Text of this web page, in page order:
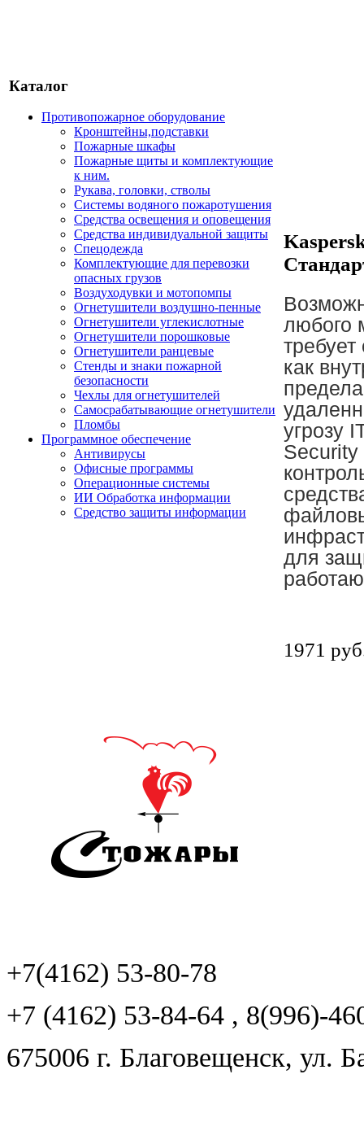
Каталог
Противопожарное оборудование
Кронштейны,подставки
Пожарные шкафы
Пожарные щиты и комплектующие
к ним.
Рукава, головки, стволы
Системы водяного пожаротушения
Средства освещения и оповещения
Средства индивидуальной защиты
Спецодежда
Комплектующие для перевозки
опасных грузов
Воздуходувки и мотопомпы
Огнетушители воздушно-пенные
Огнетушители углекислотные
Огнетушители порошковые
Огнетушители ранцевые
Стенды и знаки пожарной
безопасности
Чехлы для огнетушителей
Самосрабатывающие огнетушители
Пломбы
Программное обеспечение
Антивирусы
Офисные программы
Операционные системы
ИИ Обработка информации
Средство защиты информации
любого
как
угрозу
для
1971
+7(4162) 53-80-78
+7 (4162) 53-84-64 , 8(996)-
675006 г. Благовещенск, ул.